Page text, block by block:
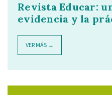
Revista Educar:
evidencia y la
VER MÁS →